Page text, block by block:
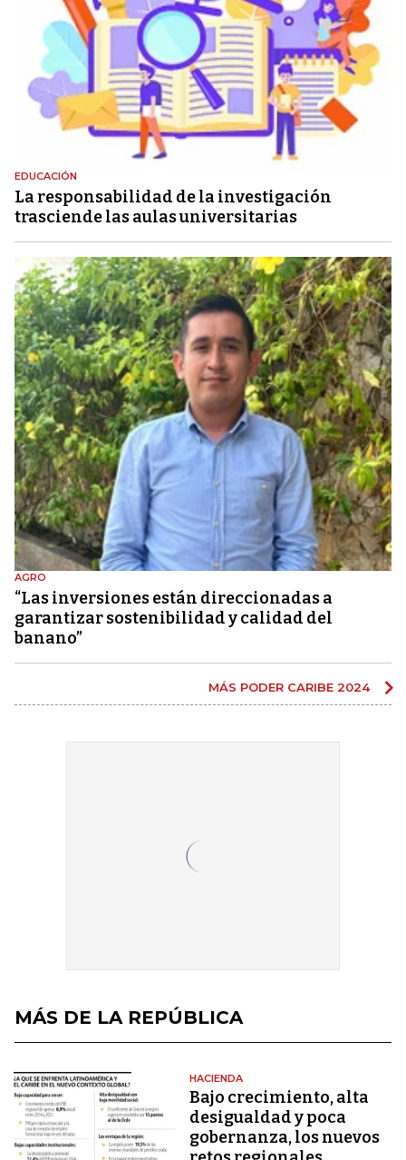
EDUCACIÓN
La responsabilidad de la investigación
trasciende las aulas universitarias
AGRO
“Las inversiones están direccionadas a
garantizar sostenibilidad y calidad del
banano”
MÁS PODER CARIBE 2024
MÁS DE LA REPÚBLICA
HACIENDA
Bajo crecimiento, alta
desigualdad y poca
gobernanza, los nuevos